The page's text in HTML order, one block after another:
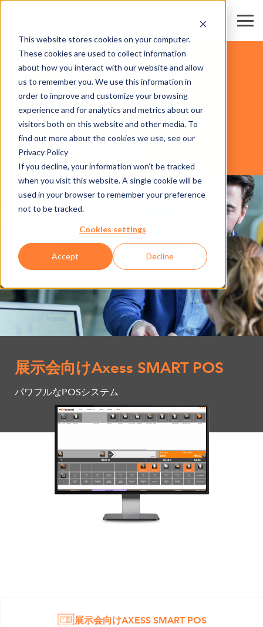
This website stores cookies on your computer.
These cookies are used to collect information
about how you interact with our website and allow
us to remember you. We use this information in
order to improve and customize your browsing
experience and for analytics and metrics about our
visitors both on this website and other media. To
find out more about the cookies we use, see our
Privacy Policy
If you decline, your information won’t be tracked
when you visit this website. A single cookie will be
used in your browser to remember your preference
not to be tracked.
Cookies settings
Accept Decline
AXESS SMART POS FOR FAIRS
ソフトウェア
展示場・会議場
展示会向けAxess SMART POS
パワフルなPOSシステム
展示会向けAXESS SMART POS